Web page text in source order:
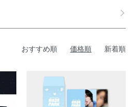
おすすめ順 価格順 新着順